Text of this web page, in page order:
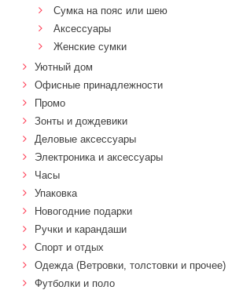
Сумка на пояс или шею
Аксессуары
Женские сумки
Уютный дом
Офисные принадлежности
Промо
Зонты и дождевики
Деловые аксессуары
Электроника и аксессуары
Часы
Упаковка
Новогодние подарки
Ручки и карандаши
Спорт и отдых
Одежда (Ветровки, толстовки и прочее)
Футболки и поло